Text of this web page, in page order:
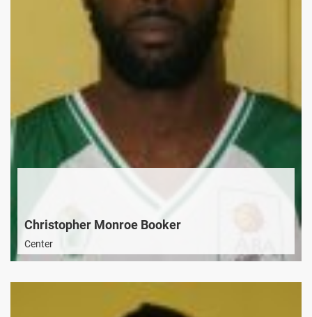
Christopher Monroe Booker
Center